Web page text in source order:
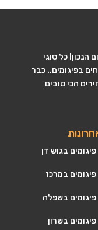
כל סוגי
בפיגומים.. כבר
הכי טובים
בגוש דן
במרכז
בשפלה
בשרון